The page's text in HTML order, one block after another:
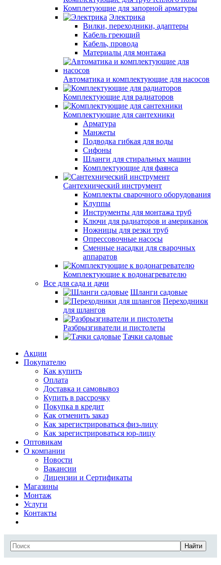
Комплетующие для запорной арматуры
Электрика
Вилки, переходники, адаптеры
Кабель греющий
Кабель, провода
Материалы для монтажа
Автоматика и комплектующие для насосов
Комплектующие для радиаторов
Комплектующие для сантехники
Арматура
Манжеты
Подводка гибкая для воды
Сифоны
Шланги для стиральных машин
Комплектующие для фаянса
Сантехнический инструмент
Комплекты сварочного оборудования
Клуппы
Инструменты для монтажа труб
Ключи для радиаторов и американок
Ножницы для резки труб
Опрессовочные насосы
Сменные насадки для сварочных
аппаратов
Комплектующие к водонагревателю
Все для сада и дачи
Шланги садовые
Переходники
для шлангов
Разбрызгиватели и пистолеты
Тачки садовые
Акции
Покупателю
Как купить
Оплата
Доставка и самовывоз
Купить в рассрочку
Покупка в кредит
Как отменить заказ
Как зарегистрироваться физ-лицу
Как зарегистрироваться юр-лицу
Оптовикам
О компании
Новости
Вакансии
Лицензии и Сертификаты
Магазины
Монтаж
Услуги
Контакты
Найти